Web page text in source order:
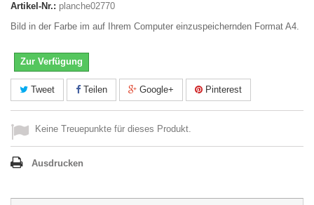
Artikel-Nr.: planche02770
Bild in der Farbe im auf Ihrem Computer einzuspeichernden Format A4.
Zur Verfügung
Tweet Teilen Google+ Pinterest
Keine Treuepunkte für dieses Produkt.
Ausdrucken